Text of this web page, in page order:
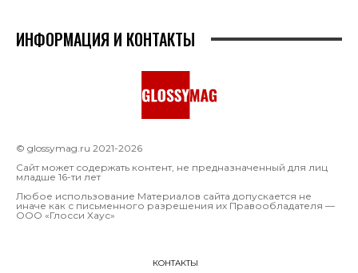
ИНФОРМАЦИЯ И КОНТАКТЫ
© glossymag.ru 2021-2026
Сайт может содержать контент, не предназначенный для лиц
младше 16-ти лет
Любое использование Материалов сайта допускается не
иначе как с письменного разрешения их Правообладателя —
OOO «Глосси Хаус»
КОНТАКТЫ